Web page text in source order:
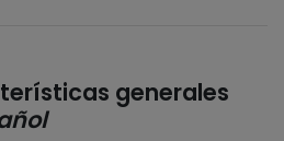
generales